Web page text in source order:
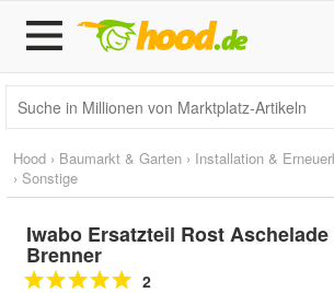
Hood › Baumarkt & Garten › Installation &
› Sonstige
Iwabo Ersatzteil Rost
Brenner
2